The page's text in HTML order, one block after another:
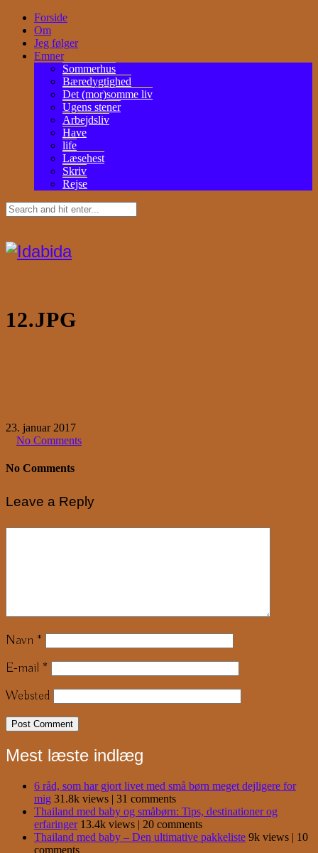
Forside
Om
Jeg følger
Emner
Sommerhus
Bæredygtighed
Det (mor)somme liv
Ugens stener
Arbejdsliv
Have
life
Læsehest
Skriv
Rejse
12.JPG
23. januar 2017
No Comments
No Comments
Leave a Reply
Navn *
E-mail *
Websted
Mest læste indlæg
6 råd, som har gjort livet med små børn meget dejligere for
mig 31.8k views | 31 comments
Thailand med baby og småbørn: Tips, destinationer og
erfaringer 13.4k views | 20 comments
Thailand med baby – Den ultimative pakkeliste 9k views | 10
comments